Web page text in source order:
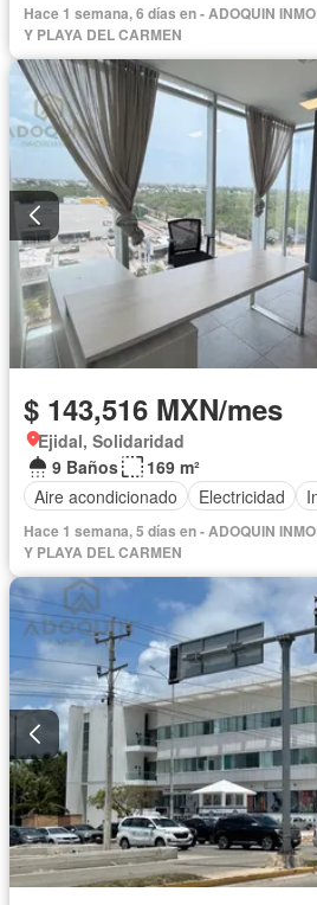
Hace 1 semana, 6 días en - ADOQUIN
Y PLAYA DEL CARMEN
$ 143,516 MXN/mes
Ejidal, Solidaridad
9 Baños
169 m²
Aire acondicionado
Electricidad
Hace 1 semana, 5 días en - ADOQUIN
Y PLAYA DEL CARMEN